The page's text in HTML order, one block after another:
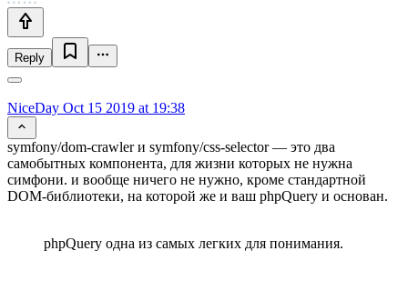
Reply
NiceDay Oct 15 2019 at 19:38
symfony/dom-crawler и symfony/css-selector — это два
самобытных компонента, для жизни которых не нужна
симфони. и вообще ничего не нужно, кроме стандартной
DOM-библиотеки, на которой же и ваш phpQuery и основан.
phpQuery одна из самых легких для понимания.